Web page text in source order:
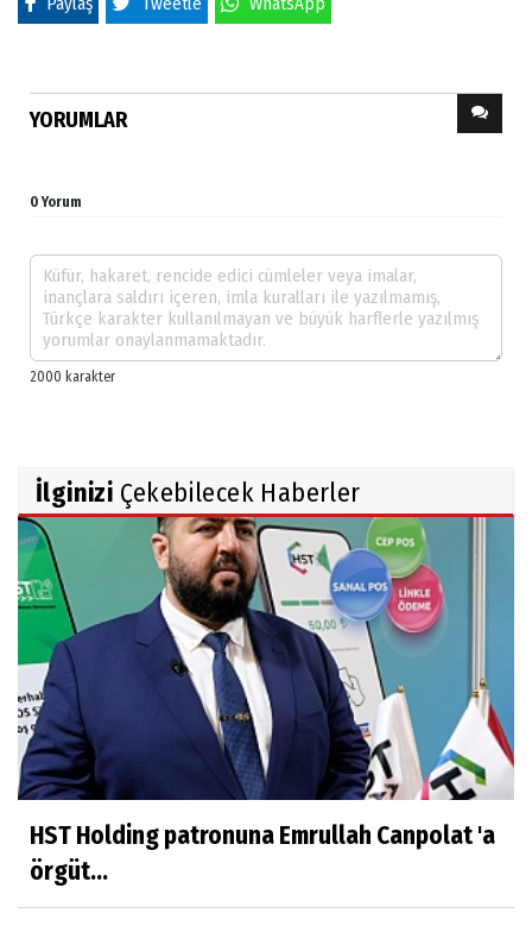
YORUMLAR
0 Yorum
İlginizi Çekebilecek Haberler
HST Holding patronuna Emrullah Canpolat 'a
örgüt...